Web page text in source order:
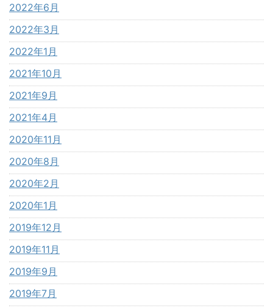
2022年6月
2022年3月
2022年1月
2021年10月
2021年9月
2021年4月
2020年11月
2020年8月
2020年2月
2020年1月
2019年12月
2019年11月
2019年9月
2019年7月